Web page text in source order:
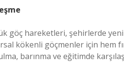
göç hareketleri, şehirlerde
kökenli göçmenler için hem
barınma ve eğitimde